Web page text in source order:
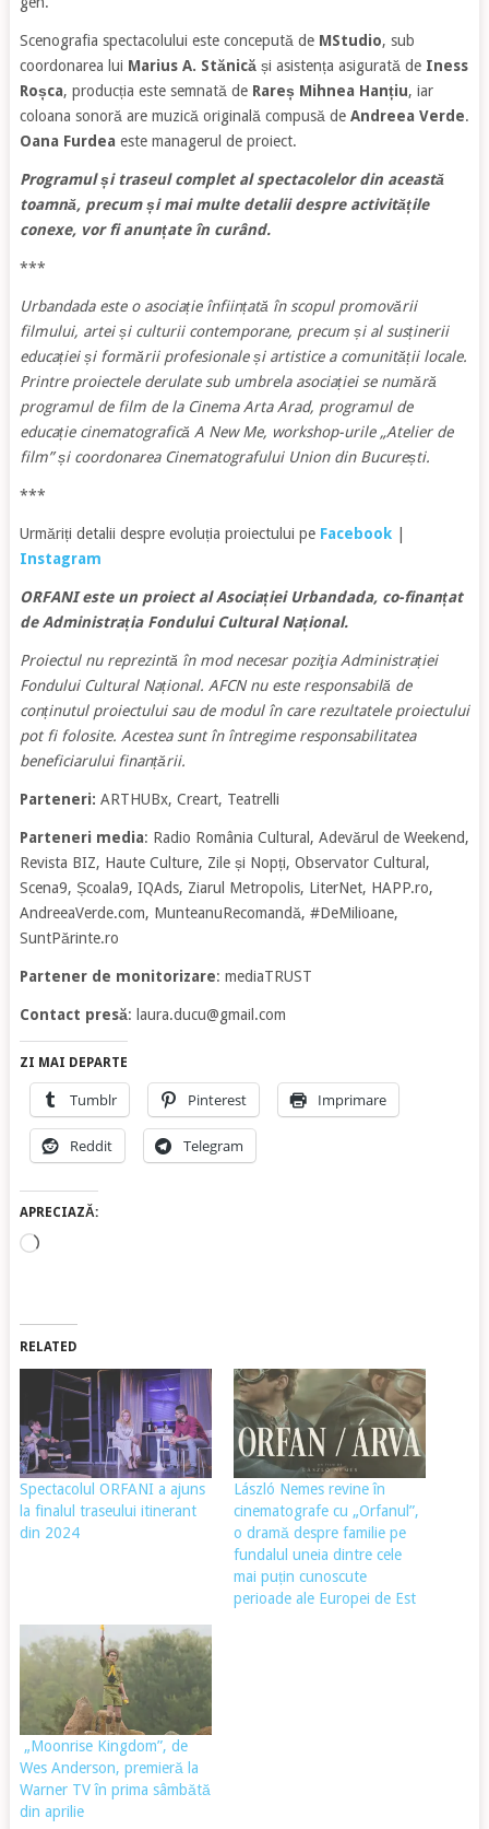
Scenografia spectacolului este concepută de MStudio, sub
coordonarea lui Marius A. Stănicăși asistența asigurată de Iness
Roșca, producția este semnată de Rareș Mihnea Hanțiu, iar
coloana sonoră are muzică originală compusă de Andreea Verde.
Oana Furdea este managerul de proiect.
Programul și traseul complet al spectacolelor din această
toamnă, precum și mai multe detalii despre activitățile
conexe, vor fi anunțate în curând.
***
Urbandada este o asociație înființată în scopul promovării
filmului, artei și culturii contemporane, precum și al susținerii
educației și formării profesionale și artistice a comunității locale.
Printre proiectele derulate sub umbrela asociației se numără
programul de film de la Cinema Arta Arad, programul de
educație cinematografică A New Me, workshop-urile „Atelier de
film” și coordonarea Cinematografului Union din București.
***
Urmăriți detalii despre evoluția proiectului pe Facebook |
Instagram
ORFANI este un proiect al Asociației Urbandada, co-finanțat
de Administrația Fondului Cultural Național.
Proiectul nu reprezintă în mod necesar poziţia Administrației
Fondului Cultural Național. AFCN nu este responsabilă de
conținutul proiectului sau de modul în care rezultatele proiectului
pot fi folosite. Acestea sunt în întregime responsabilitatea
beneficiarului finanțării.
Parteneri: ARTHUBx, Creart, Teatrelli
Parteneri media: Radio România Cultural, Adevărul de Weekend,
Revista BIZ, Haute Culture, Zile și Nopți, Observator Cultural,
Scena9, Școala9, IQAds, Ziarul Metropolis, LiterNet, HAPP.ro,
AndreeaVerde.com, MunteanuRecomandă, #DeMilioane,
SuntPărinte.ro
Partener de monitorizare: mediaTRUST
Contact presă: laura.ducu@gmail.com
ZI MAI DEPARTE
Tumblr Pinterest Imprimare
Reddit Telegram
APRECIAZĂ:
Încarc...
RELATED
Spectacolul ORFANI a ajuns
la finalul traseului itinerant
din 2024
László Nemes revine în
cinematografe cu „Orfanul”,
o dramă despre familie pe
fundalul uneia dintre cele
mai puțin cunoscute
perioade ale Europei de Est
„Moonrise Kingdom”, de
Wes Anderson, premieră la
Warner TV în prima sâmbătă
din aprilie